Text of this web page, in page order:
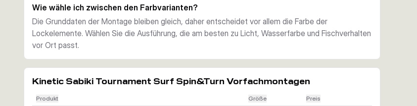
Wie wähle ich zwischen den Farbvarianten?
Die Grunddaten der Montage bleiben gleich, daher entscheidet vor allem die Farbe der
Lockelemente. Wählen Sie die Ausführung, die am besten zu Licht, Wasserfarbe und Fischverhalten
vor Ort passt.
Kinetic Sabiki Tournament Surf Spin&Turn Vorfachmontagen
Produkt Größe Preis